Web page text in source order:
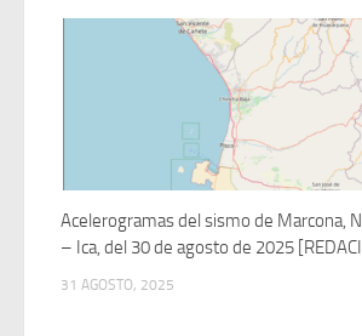
Acelerogramas del sismo de Marcona,
– Ica, del 30 de agosto de 2025
31 AGOSTO, 2025